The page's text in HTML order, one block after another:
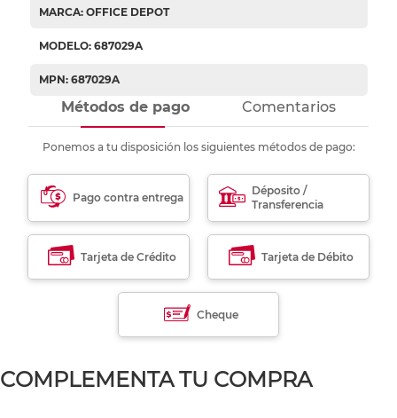
MARCA: OFFICE DEPOT
MODELO: 687029A
MPN: 687029A
Métodos de pago Comentarios
Ponemos a tu disposición los siguientes métodos de pago:
Pago contra entrega
Déposito /
Transferencia
Tarjeta de Crédito Tarjeta de Débito
Cheque
COMPLEMENTA TU COMPRA